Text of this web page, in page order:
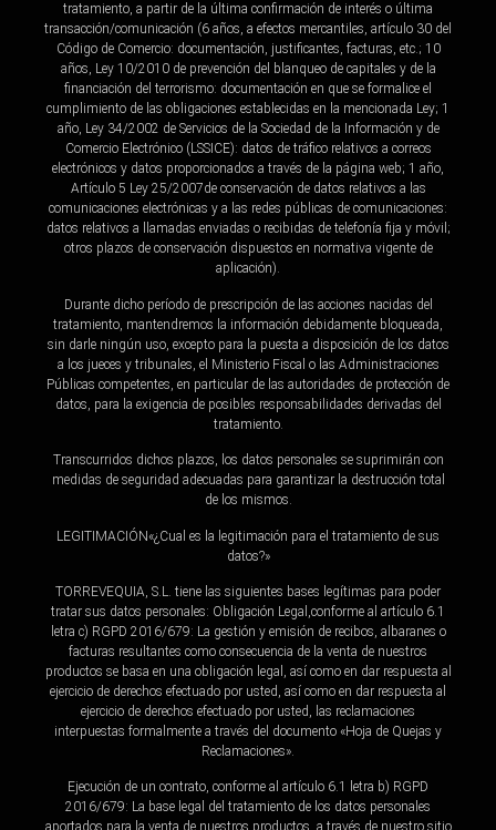
tratamiento, a partir de la última confirmación de interés o última
transacción/comunicación (6 años, a efectos mercantiles, artículo 30 del
Código de Comercio: documentación, justificantes, facturas, etc.; 10
años, Ley 10/2010 de prevención del blanqueo de capitales y de la
financiación del terrorismo: documentación en que se formalice el
cumplimiento de las obligaciones establecidas en la mencionada Ley; 1
año, Ley 34/2002 de Servicios de la Sociedad de la Información y de
Comercio Electrónico (LSSICE): datos de tráfico relativos a correos
electrónicos y datos proporcionados a través de la página web; 1 año,
Artículo 5 Ley 25/2007de conservación de datos relativos a las
comunicaciones electrónicas y a las redes públicas de comunicaciones:
datos relativos a llamadas enviadas o recibidas de telefonía fija y móvil;
otros plazos de conservación dispuestos en normativa vigente de
aplicación).
Durante dicho período de prescripción de las acciones nacidas del
tratamiento, mantendremos la información debidamente bloqueada,
sin darle ningún uso, excepto para la puesta a disposición de los datos
a los jueces y tribunales, el Ministerio Fiscal o las Administraciones
Públicas competentes, en particular de las autoridades de protección de
datos, para la exigencia de posibles responsabilidades derivadas del
tratamiento.
Transcurridos dichos plazos, los datos personales se suprimirán con
medidas de seguridad adecuadas para garantizar la destrucción total
de los mismos.
LEGITIMACIÓN«¿Cual es la legitimación para el tratamiento de sus
datos?»
TORREVEQUIA, S.L. tiene las siguientes bases legítimas para poder
tratar sus datos personales: Obligación Legal,conforme al artículo 6.1
letra c) RGPD 2016/679: La gestión y emisión de recibos, albaranes o
facturas resultantes como consecuencia de la venta de nuestros
productos se basa en una obligación legal, así como en dar respuesta al
ejercicio de derechos efectuado por usted, así como en dar respuesta al
ejercicio de derechos efectuado por usted, las reclamaciones
interpuestas formalmente a través del documento «Hoja de Quejas y
Reclamaciones».
Ejecución de un contrato, conforme al artículo 6.1 letra b) RGPD
2016/679: La base legal del tratamiento de los datos personales